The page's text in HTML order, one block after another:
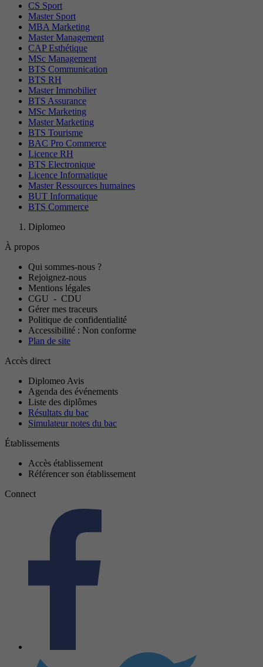
CS Sport
Master Sport
MBA Marketing
Master Management
CAP Esthétique
MSc Management
BTS Communication
BTS RH
Master Immobilier
BTS Assurance
MSc Marketing
Master Marketing
BTS Tourisme
BAC Pro Commerce
Licence RH
BTS Electronique
Licence Informatique
Master Ressources humaines
BUT Informatique
BTS Commerce
Diplomeo
À propos
Qui sommes-nous ?
Rejoignez-nous
Mentions légales
CGU - CDU
Gérer mes traceurs
Politique de confidentialité
Accessibilité : Non conforme
Plan de site
Accès direct
Diplomeo Avis
Agenda des événements
Liste des diplômes
Résultats du bac
Simulateur notes du bac
Établissements
Accès établissement
Référencer son établissement
Connect